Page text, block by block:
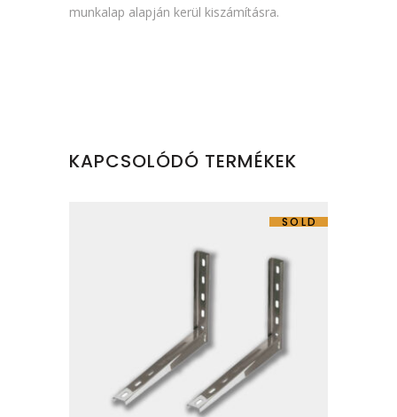
munkalap alapján kerül kiszámításra.
KAPCSOLÓDÓ TERMÉKEK
SOLD